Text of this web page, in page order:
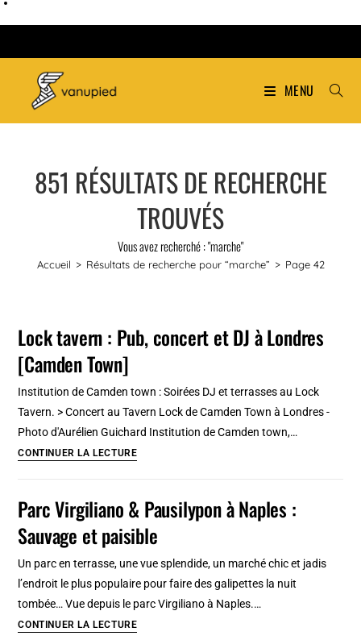
MENU
851 RÉSULTATS DE RECHERCHE
TROUVÉS
Vous avez recherché : "marche"
Accueil > Résultats de recherche pour“marche” > Page 42
Lock tavern : Pub, concert et DJ à Londres
[Camden Town]
Institution de Camden town : Soirées DJ et terrasses au Lock
Tavern. > Concert au Tavern Lock de Camden Town à Londres -
Photo d'Aurélien Guichard Institution de Camden town,…
CONTINUER LA LECTURELock
Pub,
concert
Londres
[Camden
Parc Virgiliano & Pausilypon à Naples :
Sauvage et paisible
Un parc en terrasse, une vue splendide, un marché chic et jadis
l’endroit le plus populaire pour faire des galipettes la nuit
tombée… Vue depuis le parc Virgiliano à Naples.…
CONTINUER LA LECTUREParc